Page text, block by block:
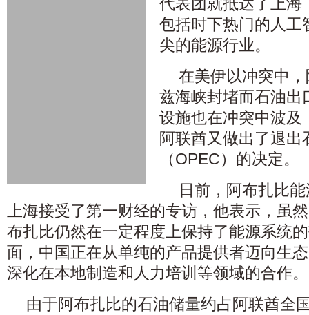
包括时下热门的人工
尖的能源行业。
在美伊以冲突中
兹海峡封堵而石油出
设施也在冲突中波及
阿联酋又做出了退出
（OPEC）的决定。
日前，阿布扎比
上海接受了第一财经的专访，他表示，虽
布扎比仍然在一定程度上保持了能源系统
面，中国正在从单纯的产品提供者迈向生
深化在本地制造和人力培训等领域的合作。
由于阿布扎比的石油储量约占阿联酋全